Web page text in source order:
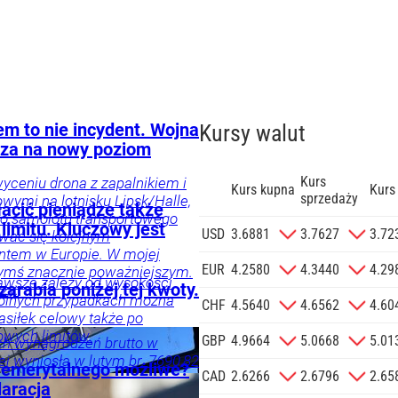
na
na podany
o.o. w imieniu
zlecenie jej
to nie incydent. Wojna
na nowy poziom
drona z zapalnikiem i
na lotnisku Lipsk/Halle,
samolotu transportowego
się kolejnym
w Europie. W mojej
znacznie poważniejszym.
pieniądze także
Kluczowy jest
zależy od wysokości
przypadkach można
celowy także po
limitów.
poniżej tej kwoty.
wynagrodzeń brutto w
wyniosła w lutym br. 7690,82
możliwe?
Kursy walut
Kurs kupna Kurs
sprzedaży
USD 3.6881 3.7627
EUR 4.2580 4.3440
CHF 4.5640 4.6562
GBP 4.9664 5.0668
CAD 2.6266 2.6796